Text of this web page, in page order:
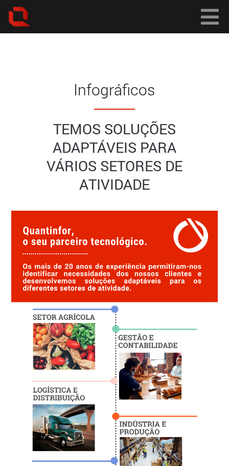
Infográficos
TEMOS SOLUÇÕES
ADAPTÁVEIS PARA
VÁRIOS SETORES DE
ATIVIDADE